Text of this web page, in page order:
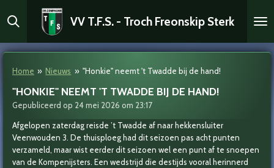
direct
de
VV T.F.S. - Troch Freonskip Sterk
Home » Nieuws » "Honkie" neemt 't Twadde bij de hand!
"HONKIE" NEEMT 'T TWADDE BIJ DE HAND!
Gepubliceerd op 24 mei 2026 om 23:17
Afgelopen zaterdag reisde ’t Twadde af naar hekkensluiter
Veenwouden 3. De thuisploeg had dit seizoen pas acht punten
verzameld, maar wist eerder dit seizoen wel een punt af te snoepen
van de Kompenijsters. Een wedstrijd die destijds vooral herinnerd